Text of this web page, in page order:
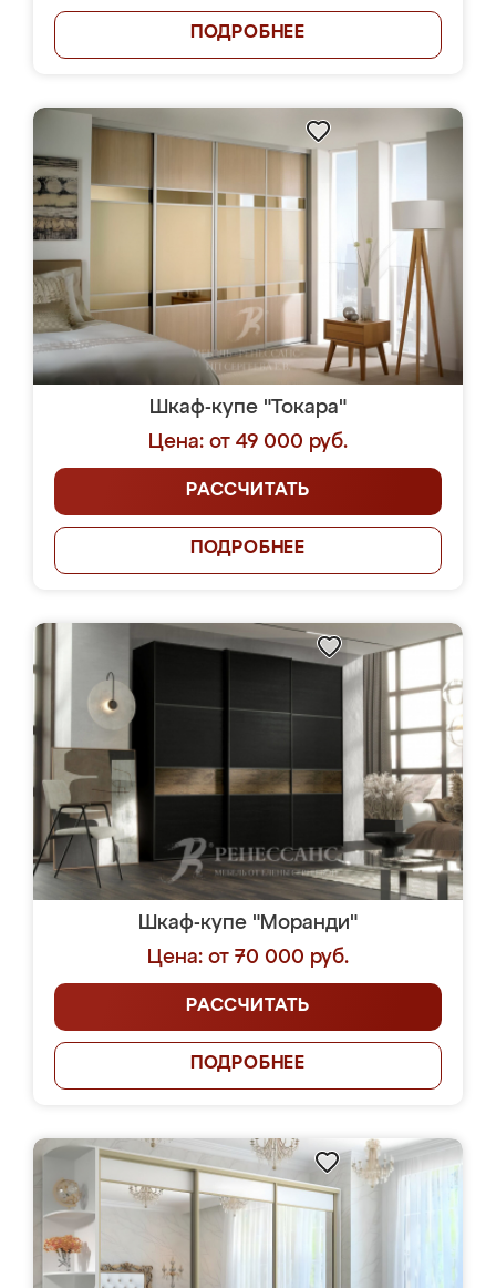
ПОДРОБНЕЕ
Шкаф-купе "Токара"
Цена: от 49 000 руб.
РАССЧИТАТЬ
ПОДРОБНЕЕ
Шкаф-купе "Моранди"
Цена: от 70 000 руб.
РАССЧИТАТЬ
ПОДРОБНЕЕ